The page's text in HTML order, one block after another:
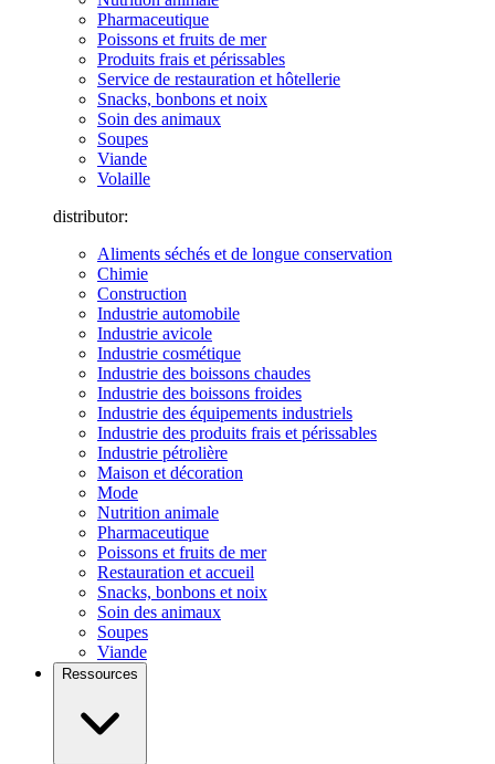
Pharmaceutique
Poissons et fruits de mer
Produits frais et périssables
Service de restauration et hôtellerie
Snacks, bonbons et noix
Soin des animaux
Soupes
Viande
Volaille
distributor:
Aliments séchés et de longue conservation
Chimie
Construction
Industrie automobile
Industrie avicole
Industrie cosmétique
Industrie des boissons chaudes
Industrie des boissons froides
Industrie des équipements industriels
Industrie des produits frais et périssables
Industrie pétrolière
Maison et décoration
Mode
Nutrition animale
Pharmaceutique
Poissons et fruits de mer
Restauration et accueil
Snacks, bonbons et noix
Soin des animaux
Soupes
Viande
Ressources